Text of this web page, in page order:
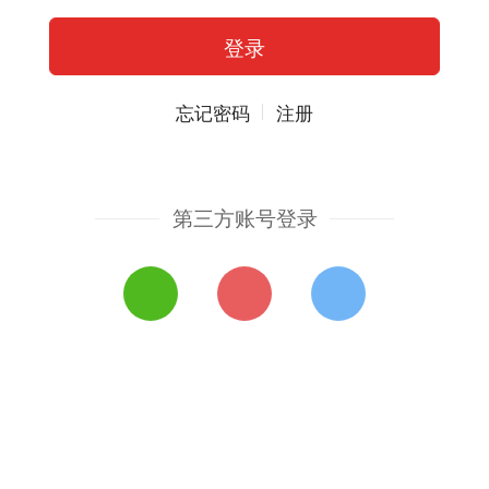
忘记密码 注册
第三方账号登录